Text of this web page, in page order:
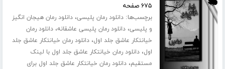
۶۷۵ صفحه
برچسب‌ها:دانلود رمان پلیسی،دانلود رمان هیجان انگیز
و پلیسی،دانلود رمان پلیسی عاشقانه،دانلود رمان
خیانتکار عاشق جلد اول،دانلود رمان خیانتکار عاشق جلد
اول،دانلود رمان خیانتکار عاشق جلد اول با لینک
مستقیم،دانلود رمان خیانتکار عاشق جلد اول برای